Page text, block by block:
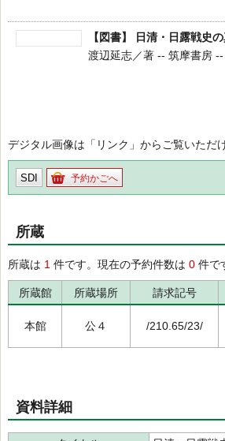
【図書】 日清・日露戦史
渡辺延志／著 -- 筑摩書房
デジタル画像は「リンク」からご覧いただ
SDI 予約かごへ
所蔵
所蔵は 1 件です。現在の予約件数は 0 件で
所蔵館 所蔵場所 請求記号
本館 公４ /210.65/23/
資料詳細